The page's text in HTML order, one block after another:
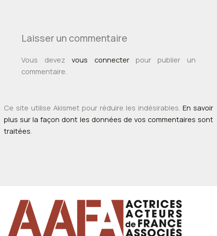
Laisser un commentaire
Vous devezvous connecterpour publier un
commentaire.
Ce site utilise Akismet pour réduire les indésirables.En savoir
plus sur la façon dont les données de vos commentaires sont
traitées